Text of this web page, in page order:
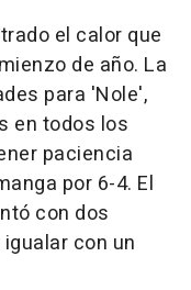
el calor que
de año. La
para 'Nole',
en todos los
paciencia
por 6-4. El
con dos
con un